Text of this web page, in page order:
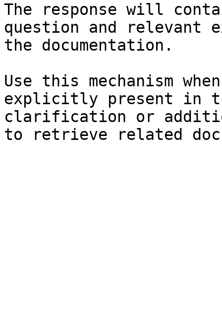
The response will
question and relevant
the documentation.
Use this mechanism
explicitly present in
clarification or